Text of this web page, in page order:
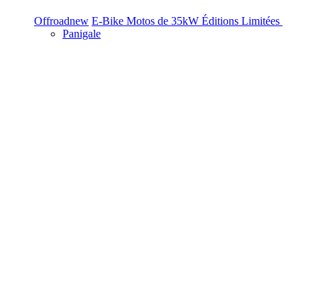
Offroadnew E-Bike Motos de 35kW Éditions Limitées
Panigale